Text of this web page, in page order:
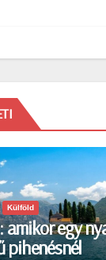
Külföld
amikor egy
pihenésnél